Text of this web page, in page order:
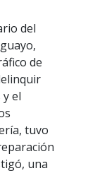
del
de
el
tuvo
una